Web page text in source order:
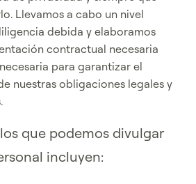
Llevamos a cabo un nivel
debida y elaboramos
contractual necesaria
para garantizar el
nuestras obligaciones legales y
que podemos divulgar
incluyen: